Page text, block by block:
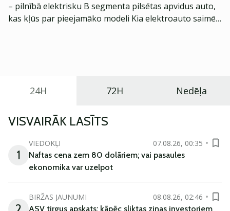
– pilnībā elektrisku B segmenta pilsētas apvidus auto,
kas kļūs par pieejamāko modeli Kia elektroauto saimē
24H 72H Nedēļa
VISVAIRĀK LASĪTS
1
VIEDOKĻI
07.08.26, 00:35
Naftas cena zem 80 dolāriem; vai pasaules
ekonomika var uzelpot
BIRŽAS JAUNUMI
08.08.26, 02:46
ASV tirgus apskats: kāpēc sliktas ziņas investoriem